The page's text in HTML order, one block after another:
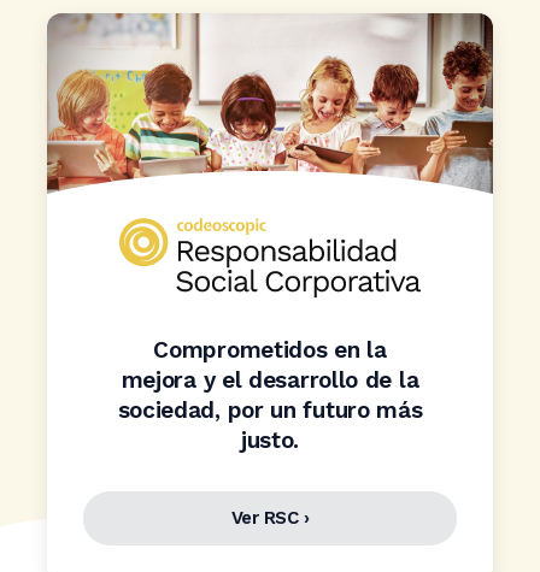
Comprometidos en la
mejora y el desarrollo de la
sociedad, por un futuro más
justo.
Ver RSC ›